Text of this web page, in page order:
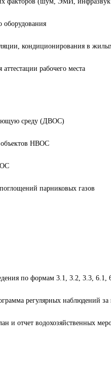
оборудования
кондиционирования в
рабочего места
среду (ДВОС)
объектов НВОС
парниковых газов
по формам 3.1, 3.2, 3.3, 6.1,
регулярных наблюдений
и отчет водохозяйственных